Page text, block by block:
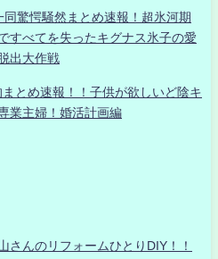
驚愕騒然まとめ速報！超氷河期
すべてを失ったキグナス氷子の愛
出大作戦
とめ速報！！子供が欲しいど陰キ
業主婦！婚活計画編
さんのリフォームひとりDIY！！